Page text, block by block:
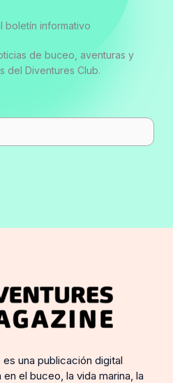
boletín informativo
de buceo, aventuras y
del Diventures Club.
es una publicación digital
el buceo, la vida marina, la